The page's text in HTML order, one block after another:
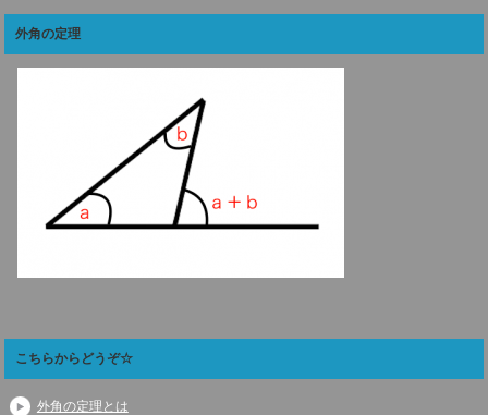
外角の定理
こちらからどうぞ☆
外角の定理とは